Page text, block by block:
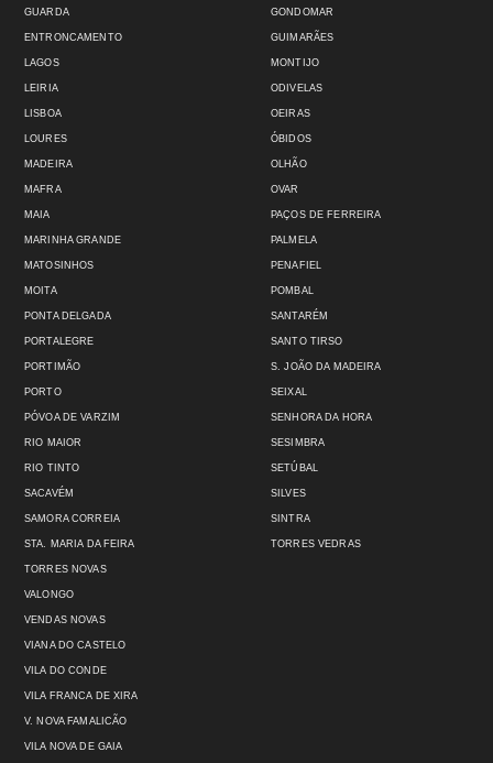
GUARDA
ENTRONCAMENTO
GONDOMAR
GUIMARÃES
LAGOS
LEIRIA
LISBOA
LOURES
MADEIRA
MAFRA
MAIA
MARINHA GRANDE
MATOSINHOS
MOITA
MONTIJO
ODIVELAS
OEIRAS
ÓBIDOS
OLHÃO
OVAR
PAÇOS DE FERREIRA
PALMELA
PENAFIEL
POMBAL
PONTA DELGADA
PORTALEGRE
PORTIMÃO
PORTO
PÓVOA DE VARZIM
RIO MAIOR
RIO TINTO
SACAVÉM
SAMORA CORREIA
STA. MARIA DA FEIRA
SANTARÉM
SANTO TIRSO
S. JOÃO DA MADEIRA
SEIXAL
SENHORA DA HORA
SESIMBRA
SETÚBAL
SILVES
SINTRA
TORRES VEDRAS
TORRES NOVAS
VALONGO
VENDAS NOVAS
VIANA DO CASTELO
VILA DO CONDE
VILA FRANCA DE XIRA
V. NOVA FAMALICÃO
VILA NOVA DE GAIA